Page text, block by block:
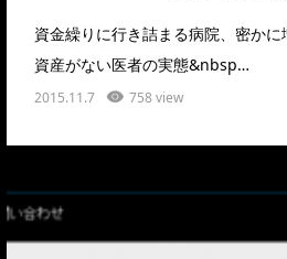
資金繰りに行き詰まる病院、密か
資産がない医者の実態&nbsp…
2015.11.7 758 view